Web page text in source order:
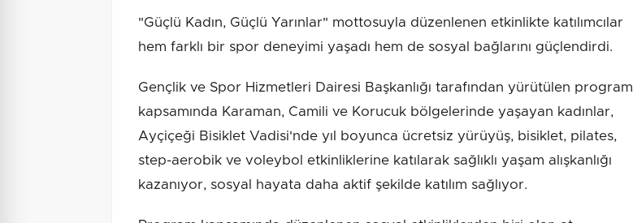
"Güçlü Kadın, Güçlü Yarınlar" mottosuyla düzenlenen etkinlikte katılımcılar
hem farklı bir spor deneyimi yaşadı hem de sosyal bağlarını güçlendirdi.
Gençlik ve Spor Hizmetleri Dairesi Başkanlığı tarafından yürütülen program
kapsamında Karaman, Camili ve Korucuk bölgelerinde yaşayan kadınlar,
Ayçiçeği Bisiklet Vadisi'nde yıl boyunca ücretsiz yürüyüş, bisiklet, pilates,
step-aerobik ve voleybol etkinliklerine katılarak sağlıklı yaşam alışkanlığı
kazanıyor, sosyal hayata daha aktif şekilde katılım sağlıyor.